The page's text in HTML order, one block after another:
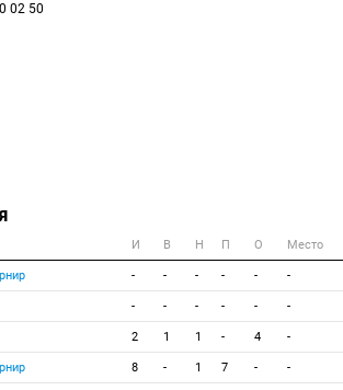
02 50
И В Н П О Место
- - - - - -
- - - - - -
2 1 1 - 4 -
8 - 1 7 - -